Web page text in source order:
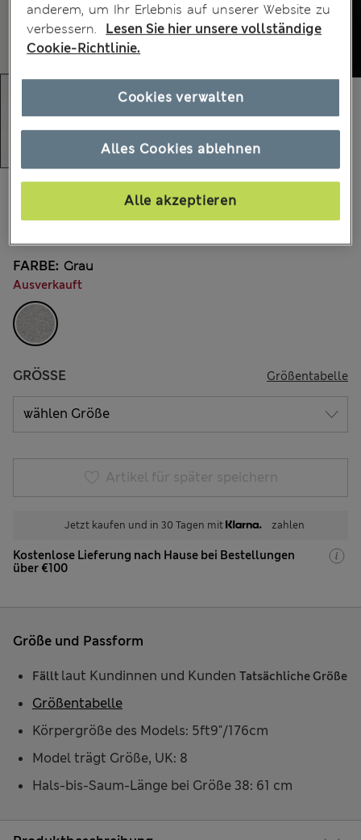
2.204 Bewertungen
Alle Preise enthalten Steuern und Abgaben
FARBE: Grau
Ausverkauft
GRÖSSE Größentabelle
Artikel für später speichern
Jetzt kaufen und in 30 Tagen mit zahlen
Kostenlose Lieferung nach Hause bei Bestellungen
über €100
Größe und Passform
Fällt laut Kundinnen und Kunden Tatsächliche Größe
Körpergröße des Models: 5ft9"/176cm
Model trägt Größe, UK: 8
Hals-bis-Saum-Länge bei Größe 38: 61 cm
Größentabelle
anderem, um Ihr Erlebnis auf unserer Website zu
verbessern.
Lesen Sie hier unsere vollständige
Cookie-Richtlinie.
Alles Cookies ablehnen
Alle akzeptieren
Cookies verwalten